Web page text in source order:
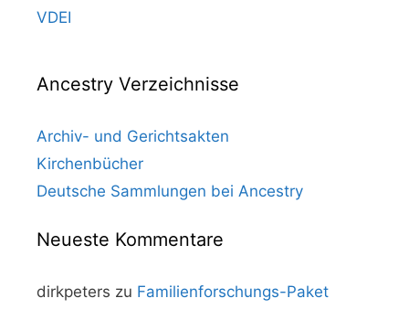
VDEI
Ancestry Verzeichnisse
Archiv- und Gerichtsakten
Kirchenbücher
Deutsche Sammlungen bei Ancestry
Neueste Kommentare
dirkpeters zu Familienforschungs-Paket